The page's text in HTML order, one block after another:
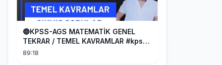
🔵KPSS-AGS MATEMATİK GENEL
TEKRAR / TEMEL KAVRAMLAR #kpss
#ags
89:18